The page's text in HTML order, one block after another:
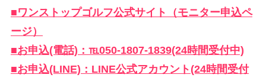
■ワンストップゴルフ公式サイト（モニター申込ペ
ージ）
■お申込(電話)：℡050-1807-1839(24時間受付中)
■お申込(LINE)：LINE公式アカウント(24時間受付